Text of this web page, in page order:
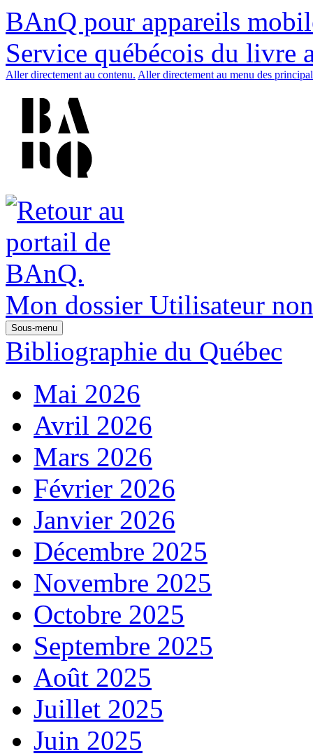
BAnQ pour appareils
Service québécois du livre
Aller directement au contenu. Aller directement au menu des
Mon dossier Utilisateur
Sous-menu
Bibliographie du Québec
Mai 2026
Avril 2026
Mars 2026
Février 2026
Janvier 2026
Décembre 2025
Novembre 2025
Octobre 2025
Septembre 2025
Août 2025
Juillet 2025
Juin 2025